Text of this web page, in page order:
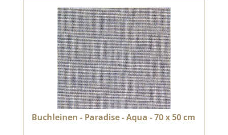
Buchleinen - Paradise - Aqua - 70 x 50 cm